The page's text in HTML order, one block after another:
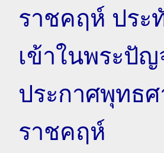
ราชคฤห์ ประ
เข้าในพระปั
ประกาศพุทธ
ราชคฤห์